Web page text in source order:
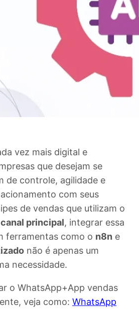
vez mais digital e
que desejam se
de controle, agilidade e
com seus
de vendas que utilizam o
principal, integrar essa
ferramentas como o n8n e
não é apenas um
necessidade.
o WhatsApp+App vendas
veja como: WhatsApp